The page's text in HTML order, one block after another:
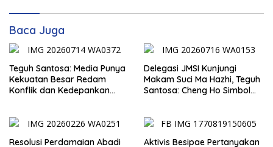
Baca Juga
Teguh Santosa: Media Punya
Kekuatan Besar Redam
Konflik dan Kedepankan
Delegasi JMSI Kunjungi
Makam Suci Ma Hazhi, Teguh
Santosa: Cheng Ho Simbol
Resolusi Perdamaian Abadi
Aktivis Besipae Pertanyakan